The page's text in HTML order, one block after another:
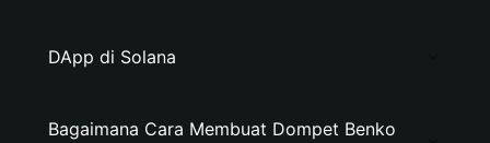
DApp di Solana
Bagaimana Cara Membuat Dompet Benko